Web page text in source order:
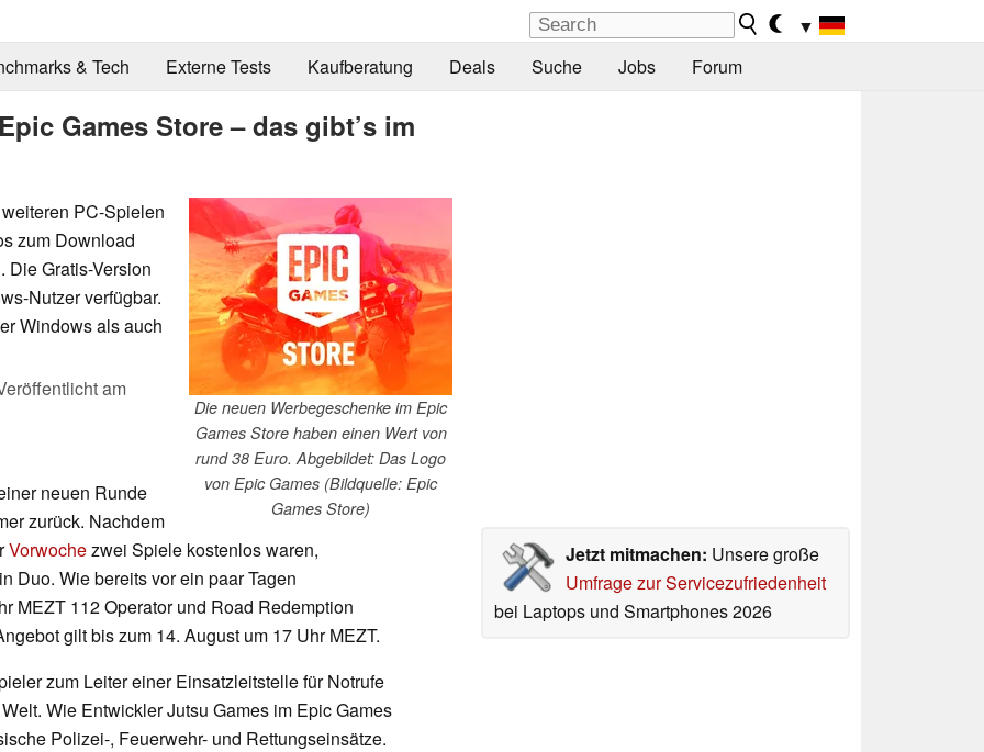
▼
& Tech Externe Tests Kaufberatung Deals Suche Jobs Forum
Games Store – das gibt’s im
Die neuen Werbegeschenke im Epic
Games Store haben einen Wert von
rund 38 Euro. Abgebildet: Das Logo
von Epic Games (Bildquelle: Epic
Games Store)
PC-Spielen
zum Download
Die Gratis-Version
Nutzer verfügbar.
Windows als auch
am
Jetzt mitmachen: Unsere große
Umfrage zur Servicezufriedenheit
bei Laptops und Smartphones 2026
neuen Runde
zurück. Nachdem
Vorwochezwei Spiele kostenlos waren,
Duo. Wie bereits vor ein paar Tagen
MEZT 112 Operator und Road Redemption
gilt bis zum 14. August um 17 Uhr MEZT.
zum Leiter einer Einsatzleitstelle für Notrufe
Wie Entwickler Jutsu Games im Epic Games
Polizei-, Feuerwehr- und Rettungseinsätze.